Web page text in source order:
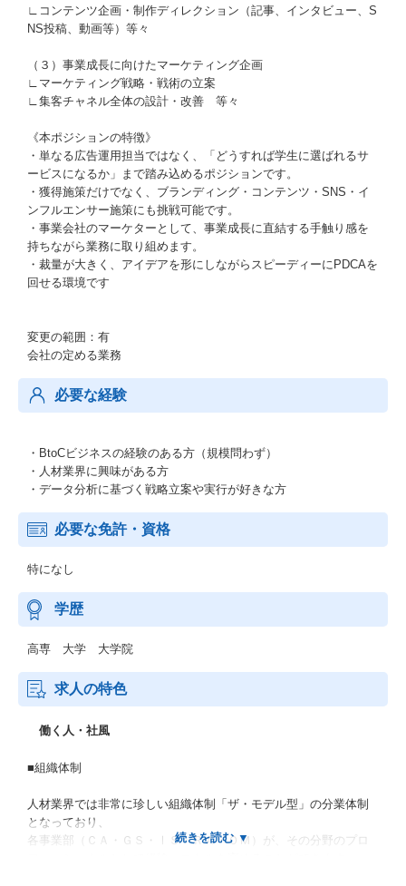
∟コンテンツ企画・制作ディレクション（記事、インタビュー、S
NS投稿、動画等）等々
（３）事業成長に向けたマーケティング企画
∟マーケティング戦略・戦術の立案
∟集客チャネル全体の設計・改善 等々
《本ポジションの特徴》
・単なる広告運用担当ではなく、「どうすれば学生に選ばれるサ
ービスになるか」まで踏み込めるポジションです。
・獲得施策だけでなく、ブランディング・コンテンツ・SNS・イ
ンフルエンサー施策にも挑戦可能です。
・事業会社のマーケターとして、事業成長に直結する手触り感を
持ちながら業務に取り組めます。
・裁量が大きく、アイデアを形にしながらスピーディーにPDCAを
回せる環境です
変更の範囲：有
会社の定める業務
必要な経験
・BtoCビジネスの経験のある方（規模問わず）
・人材業界に興味がある方
・データ分析に基づく戦略立案や実行が好きな方
必要な免許・資格
特になし
学歴
高専 大学 大学院
求人の特色
働く人・社風
■組織体制
人材業界では非常に珍しい組織体制「ザ・モデル型」の分業体制
となっており、
各事業部（ＣＡ・ＧＳ・ⅠＳ・ＲＡ・ＯＭ）が、その分野のプロ